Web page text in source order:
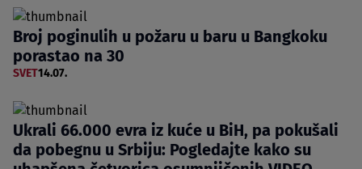
Broj poginulih u požaru u baru u Bangkoku
porastao na 30
SVET14.07.
Ukrali 66.000 evra iz kuće u BiH, pa pokušali
da pobegnu u Srbiju: Pogledajte kako su